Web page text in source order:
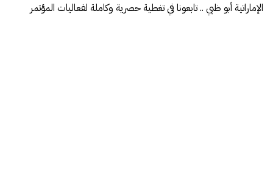
الإماراتية أبو ظبي .. تابعونا في تغطية حصرية وكاملة لفعاليات المؤتمر